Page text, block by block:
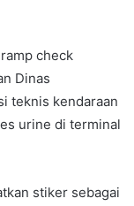
check
Dinas
teknis kendaraan
urine di terminal
stiker sebagai